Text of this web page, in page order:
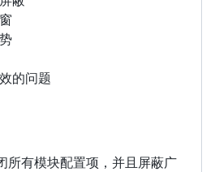
的问题
所有模块配置项，并且屏蔽广